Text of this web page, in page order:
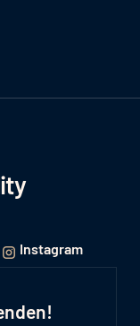
Instagram